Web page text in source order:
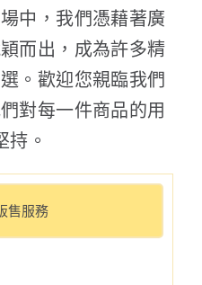
中，我們憑藉著廣
而出，成為許多精
。歡迎您親臨我們
對每一件商品的用
持。
售服務